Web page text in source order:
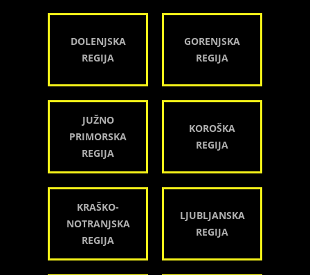
DOLENJSKA
REGIJA
GORENJSKA
REGIJA
JUŽNO
PRIMORSKA
REGIJA
KOROŠKA
REGIJA
KRAŠKO-
NOTRANJSKA
REGIJA
LJUBLJANSKA
REGIJA